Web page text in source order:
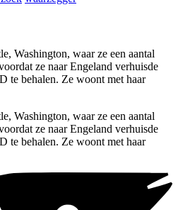
Washington, waar ze een aantal
ze naar Engeland verhuisde
te behalen. Ze woont met haar
Washington, waar ze een aantal
ze naar Engeland verhuisde
te behalen. Ze woont met haar